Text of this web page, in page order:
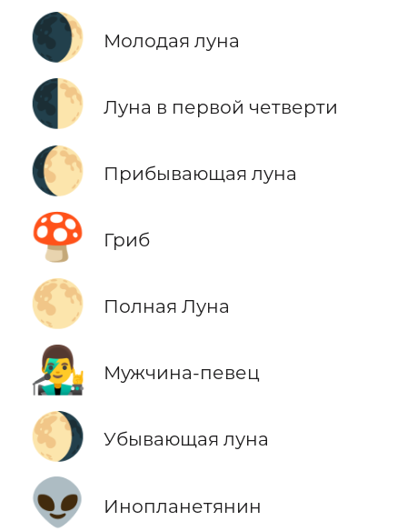
🌒 Молодая луна
🌓 Луна в первой четверти
🌔 Прибывающая луна
🍄 Гриб
🌕 Полная Луна
👨‍🎤 Мужчина-певец
🌖 Убывающая луна
👽 Инопланетянин